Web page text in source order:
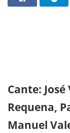
Cante:
Requena,
Manuel